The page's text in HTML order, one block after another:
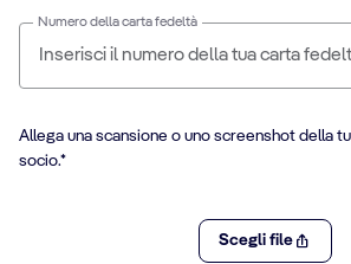
Numero della carta fedeltà
Allega una scansione o uno screenshot della
socio.*
Scegli file